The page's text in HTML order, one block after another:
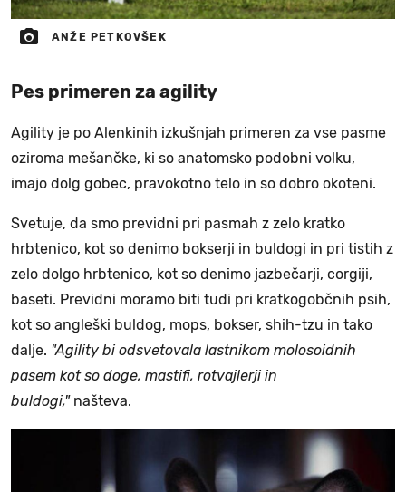
ANŽE PETKOVŠEK
Pes primeren za agility
Agility je po Alenkinih izkušnjah primeren za vse pasme
oziroma mešančke, ki so anatomsko podobni volku,
imajo dolg gobec, pravokotno telo in so dobro okoteni.
Svetuje, da smo previdni pri pasmah z zelo kratko
hrbtenico, kot so denimo bokserji in buldogi in pri tistih z
zelo dolgo hrbtenico, kot so denimo jazbečarji, corgiji,
baseti. Previdni moramo biti tudi pri kratkogobčnih psih,
kot so angleški buldog, mops, bokser, shih-tzu in tako
dalje. "Agility bi odsvetovala lastnikom molosoidnih
pasem kot so doge, mastifi, rotvajlerji in
buldogi,"našteva.